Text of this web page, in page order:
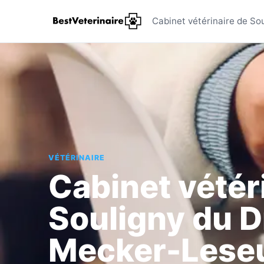
Cabinet
Cabinet vétérinaire de
VÉTÉRINAIRE
Cabinet
Souligny du
Mecker-